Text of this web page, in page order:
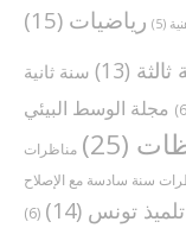
(5) رياضيات (15)
(13)
سنة ثانية
مجلة الوسط البيئي
(25)
مناظرات
(6)
تونس (14)